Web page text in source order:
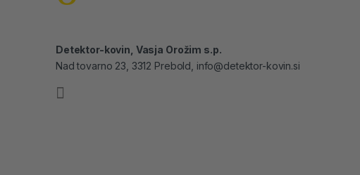
Detektor-kovin, Vasja Orožim s.p.
Nad tovarno 23, 3312 Prebold, info@detektor-kovin.si